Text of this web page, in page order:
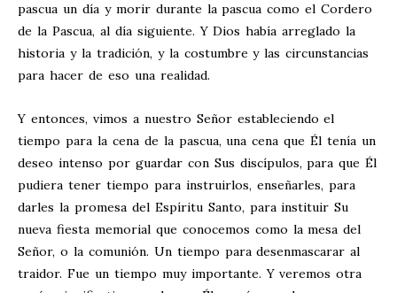
pascua un día y morir durante la pascua como el Cordero
de la Pascua, al día siguiente. Y Dios había arreglado la
historia y la tradición, y la costumbre y las circunstancias
para hacer de eso una realidad.
Y entonces, vimos a nuestro Señor estableciendo el
tiempo para la cena de la pascua, una cena que Él tenía un
deseo intenso por guardar con Sus discípulos, para que Él
pudiera tener tiempo para instruirlos, enseñarles, para
darles la promesa del Espíritu Santo, para instituir Su
nueva fiesta memorial que conocemos como la mesa del
Señor, o la comunión. Un tiempo para desenmascarar al
traidor. Fue un tiempo muy importante. Y veremos otra